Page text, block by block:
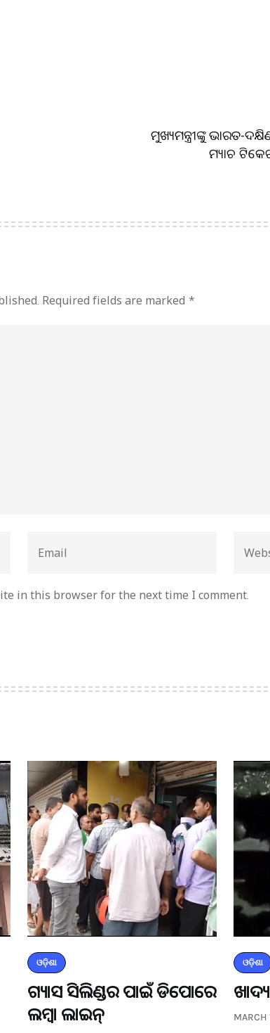
ମୁଖ୍ୟମନ୍ତ୍ରୀଙ୍କୁ ଭାରତ-
ମ୍ୟାଚ
Required fields are marked *
in this browser for the next time I comment.
ଓଡ଼ିଶା
ଗ୍ୟାସ ସିଲିଣ୍ଡର ପାଇଁ ଡିପୋରେ
ଲମ୍ବା ଲାଇନ୍
ଓଡ଼ିଶା